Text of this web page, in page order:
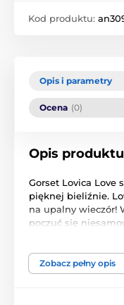
Kod produktu:
Opis i parametry
Ocena (0)
Opis produktu
Gorset Lovica Love
pięknej bieliźnie.
na upalny wieczór!
poczuć się
podnieca. Chcesz
szczegóły: -
Zobacz pełny opis